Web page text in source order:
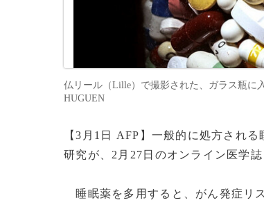
仏リール（Lille）で撮影された、ガラス瓶に
HUGUEN
【3月1日 AFP】一般的に処方され
研究が、2月27日のオンライン医学
睡眠薬を多用すると、がん発症リ